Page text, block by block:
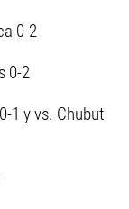
0-2
0-2
1 y vs. Chubut